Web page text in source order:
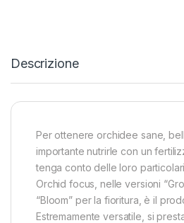
Descrizione
Per ottenere orchidee sane,
importante nutrirle con un
tenga conto delle loro
Orchid focus, nelle versioni
“Bloom” per la fioritura, è il
Estremamente versatile, si